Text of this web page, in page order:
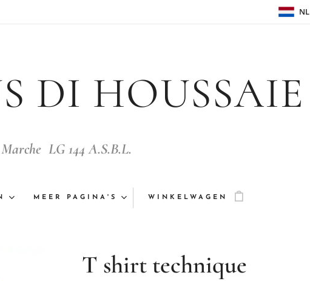
NL
DI HOUSSAIE
LG 144 A.S.B.L.
MEER PAGINA'S WINKELWAGEN
T shirt technique